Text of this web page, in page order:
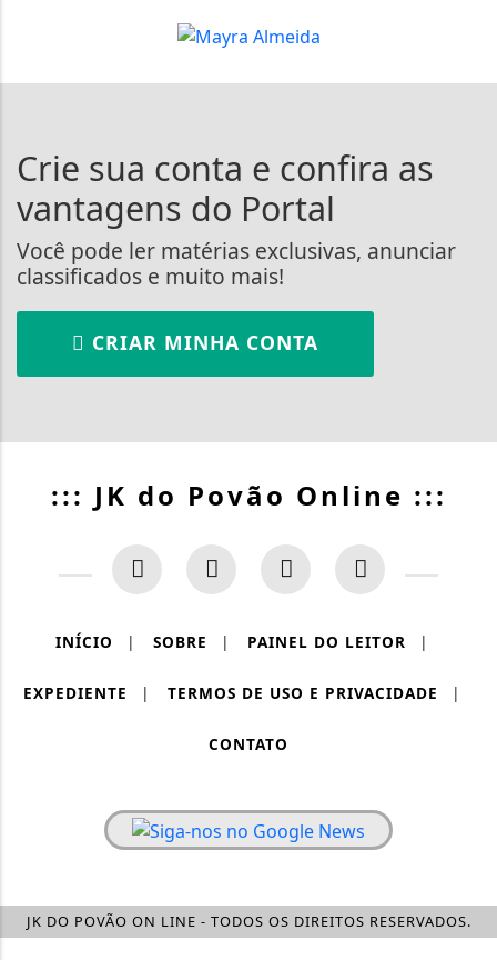
Crie sua conta e confira as
vantagens do Portal
Você pode ler matérias exclusivas, anunciar
classificados e muito mais!
CRIAR MINHA CONTA
::: JK do Povão Online :::
INÍCIO | SOBRE | PAINEL DO LEITOR |
EXPEDIENTE | TERMOS DE USO E PRIVACIDADE |
CONTATO
JK DO POVÃO ON LINE - TODOS OS DIREITOS RESERVADOS.